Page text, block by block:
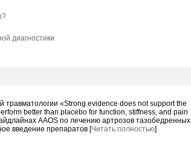
диагностики
«Strong evidence does not support the
better than placebo for function, stiffness, and pain
AAOS по лечению артрозов тазобедренных
введение препаратов [Читать полностью]